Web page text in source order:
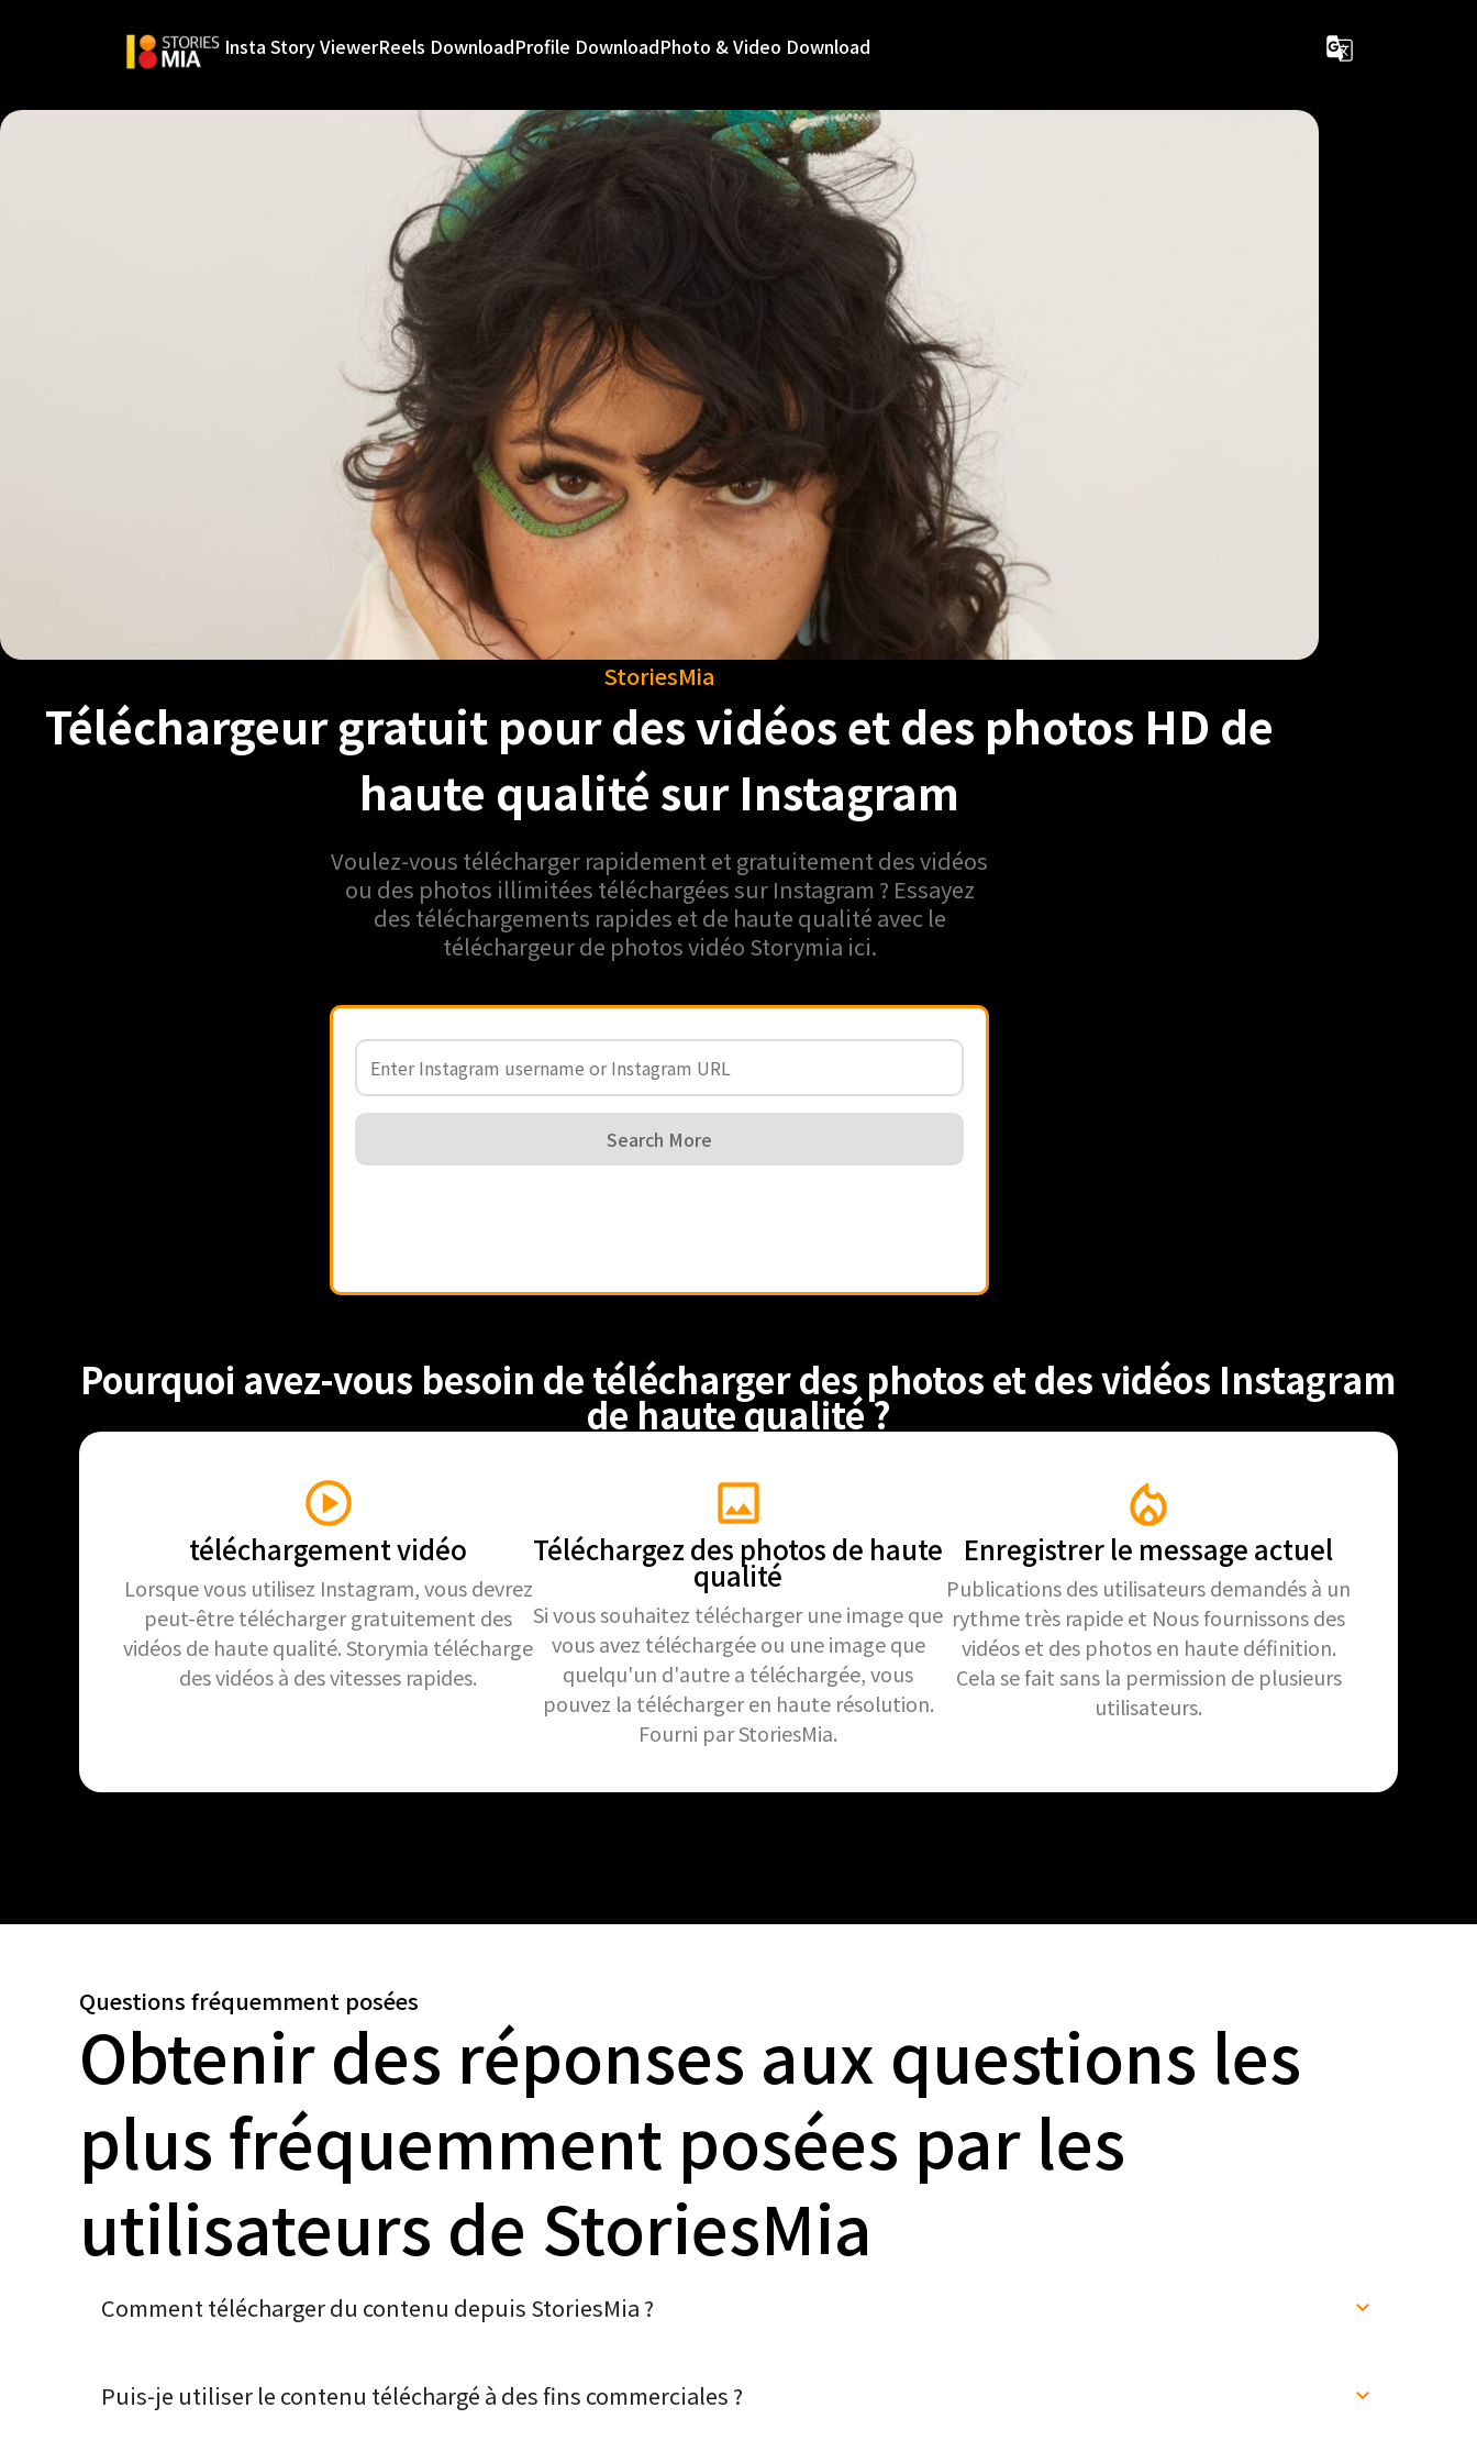
Insta Story ViewerReels DownloadProfile DownloadPhoto & Video Download
StoriesMia
Téléchargeur gratuit pour des vidéos et des photos HD de
haute qualité sur Instagram
Voulez-vous télécharger rapidement et gratuitement des vidéos
ou des photos illimitées téléchargées sur Instagram ? Essayez
des téléchargements rapides et de haute qualité avec le
téléchargeur de photos vidéo Storymia ici.
Search More
Pourquoi avez-vous besoin de télécharger des photos et des vidéos Instagram
de haute qualité ?
téléchargement vidéo
Lorsque vous utilisez Instagram, vous devrez
peut-être télécharger gratuitement des
vidéos de haute qualité. Storymia télécharge
des vidéos à des vitesses rapides.
Téléchargez des photos de haute
qualité
Si vous souhaitez télécharger une image que
vous avez téléchargée ou une image que
quelqu'un d'autre a téléchargée, vous
pouvez la télécharger en haute résolution.
Fourni par StoriesMia.
Enregistrer le message actuel
Publications des utilisateurs demandés à un
rythme très rapide et Nous fournissons des
vidéos et des photos en haute définition.
Cela se fait sans la permission de plusieurs
utilisateurs.
Questions fréquemment posées
Obtenir des réponses aux questions les
plus fréquemment posées par les
utilisateurs de StoriesMia
Comment télécharger du contenu depuis StoriesMia ?
Puis-je utiliser le contenu téléchargé à des fins commerciales ?